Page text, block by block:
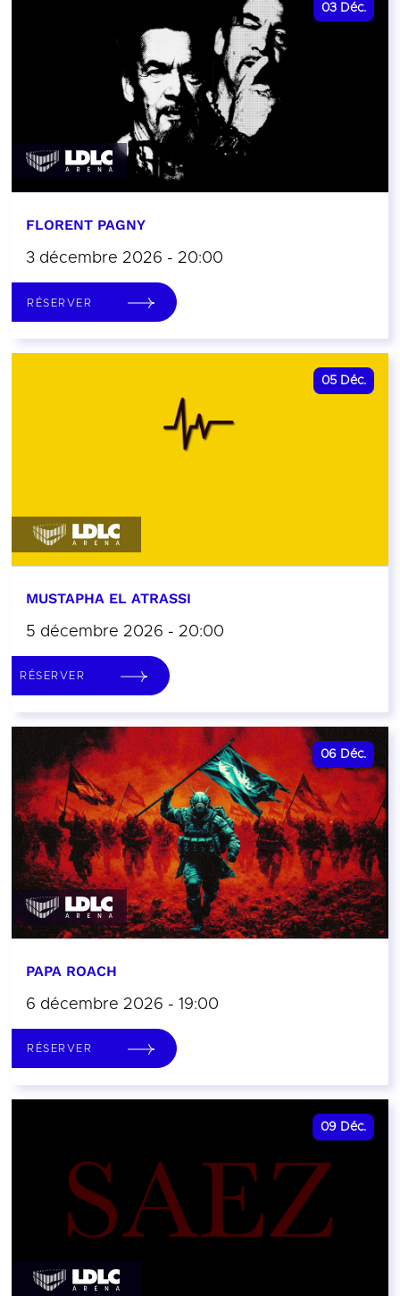
03 Déc.
FLORENT PAGNY
3 décembre 2026 - 20:00
RÉSERVER
05 Déc.
MUSTAPHA EL ATRASSI
5 décembre 2026 - 20:00
RÉSERVER
06 Déc.
PAPA ROACH
6 décembre 2026 - 19:00
RÉSERVER
09 Déc.